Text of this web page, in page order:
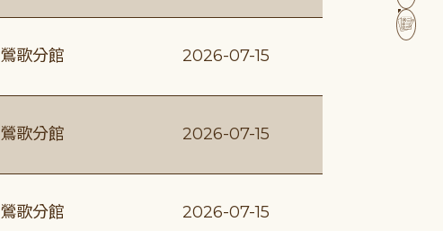
鶯歌分館 2026-07-15
鶯歌分館 2026-07-15
鶯歌分館 2026-07-15